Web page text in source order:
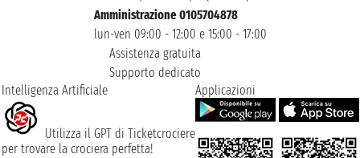
Amministrazione 0105704878
lun-ven 09:00 - 12:00 e 15:00 - 17:00
Assistenza gratuita
Supporto dedicato
Intelligenza Artificiale
Utilizza il GPT di Ticketcrociere
per trovare la crociera perfetta!
Applicazioni